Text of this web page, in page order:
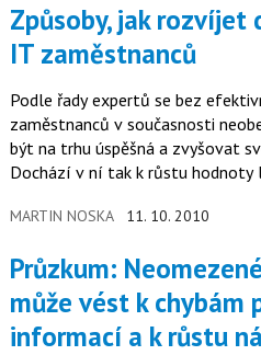
Způsoby, jak rozvíjet dovednosti (nejen)
IT zaměstnanců
Podle řady expertů se bez
zaměstnanců v současnosti
být na trhu úspěšná a zvyšovat
Dochází v ní tak k růstu hodnoty
MARTIN NOSKA 11. 10. 2010
Průzkum: Neomezené uchovávání dat
může vést k chybám
informací a k růstu